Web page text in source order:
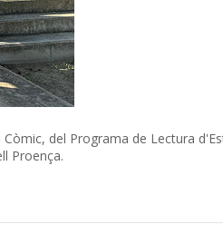
del Programa de Lectura
Proença.